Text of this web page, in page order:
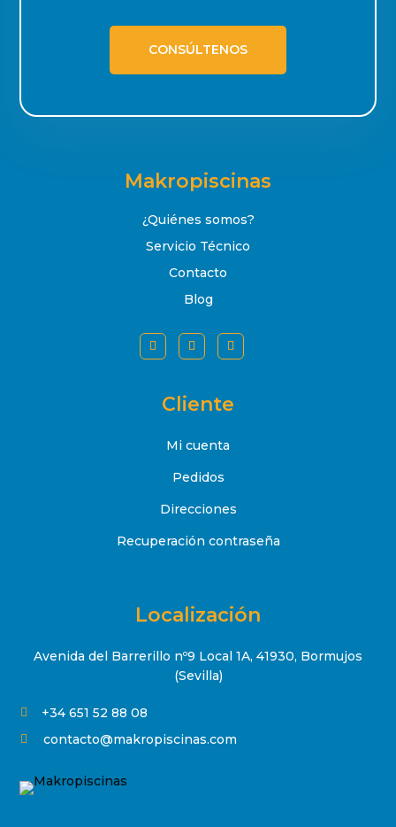
CONSÚLTENOS
Makropiscinas
¿Quiénes somos?
Servicio Técnico
Contacto
Blog
Cliente
Mi cuenta
Pedidos
Direcciones
Recuperación contraseña
Localización
Avenida del Barrerillo nº9 Local 1A, 41930, Bormujos
(Sevilla)
 +34 651 52 88 08
 contacto@makropiscinas.com